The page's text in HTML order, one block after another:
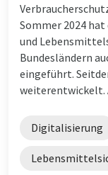
Sommer 2024
und
Bundesländern
eingeführt.
weiterentwickelt.
Digitalisierung